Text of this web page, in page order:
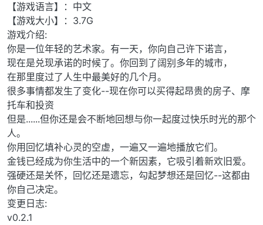
【游戏语言】：中文
【游戏大小】：3.7G
游戏介绍:
你是一位年轻的艺术家。有一天，你向自己许下诺言，
现在是兑现承诺的时候了。你回到了阔别多年的城市，
在那里度过了人生中最美好的几个月。
很多事情都发生了变化--现在你可以买得起昂贵的房子、摩
托车和投资
但是......但你还是会不断地回想与你一起度过快乐时光的那个
人。
你用回忆填补心灵的空虚，一遍又一遍地播放它们。
金钱已经成为你生活中的一个新因素，它吸引着新欢旧爱。
强硬还是关怀，回忆还是遗忘，勾起梦想还是回忆--这都由
你自己决定。
变更日志:
v0.2.1